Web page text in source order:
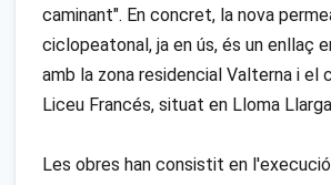
caminant". En concret, la nova
ciclopeatonal, ja en ús, és un enllaç
amb la zona residencial Valterna i el
Liceu Francés, situat en Lloma
Les obres han consistit en